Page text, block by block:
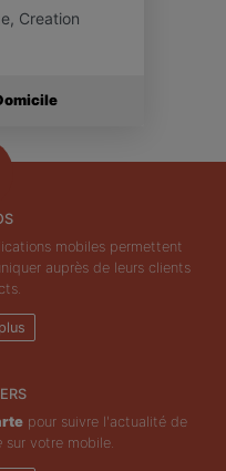
Creation
mobiles permettent
auprès de leurs clients
pour suivre l'actualité de
sur votre mobile.